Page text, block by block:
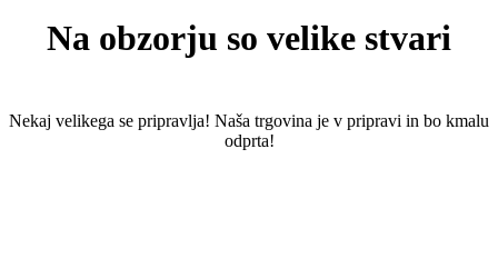
Na obzorju so velike stvari
Nekaj ​​velikega se pripravlja! Naša trgovina je v pripravi in ​​bo kmalu
odprta!